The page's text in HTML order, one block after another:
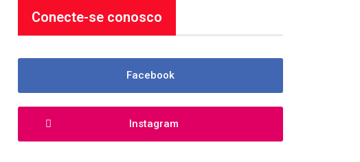
Conecte-se conosco
Facebook
Instagram